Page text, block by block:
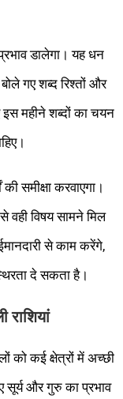
डालेगा। यह धन
गए शब्द रिश्तों और
महीने शब्दों का चयन
समीक्षा करवाएगा।
वही विषय सामने मिल
से काम करेंगे,
दे सकता है।
राशियां
को कई क्षेत्रों में अच्छी
सूर्य और गुरु का प्रभाव